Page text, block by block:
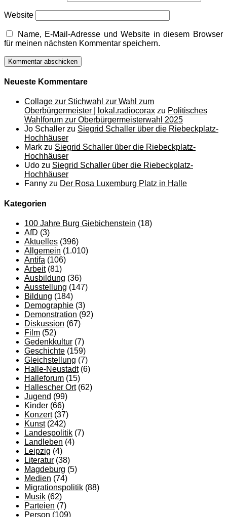
Website
Name, E-Mail-Adresse und Website in diesem Browser
für meinen nächsten Kommentar speichern.
Neueste Kommentare
Collage zur Stichwahl zur Wahl zum
Oberbürgermeister | lokal.radiocorax zu Politisches
Wahlforum zur Oberbürgermeisterwahl 2025
Jo Schaller zu Siegrid Schaller über die Riebeckplatz-
Hochhäuser
Mark zu Siegrid Schaller über die Riebeckplatz-
Hochhäuser
Udo zu Siegrid Schaller über die Riebeckplatz-
Hochhäuser
Fanny zu Der Rosa Luxemburg Platz in Halle
Kategorien
100 Jahre Burg Giebichenstein (18)
AfD (3)
Aktuelles (396)
Allgemein (1.010)
Antifa (106)
Arbeit(81)
Ausbildung (36)
Ausstellung (147)
Bildung (184)
Demographie (3)
Demonstration (92)
Diskussion (67)
Film (52)
Gedenkkultur (7)
Geschichte (159)
Gleichstellung (7)
Halle-Neustadt(6)
Halleforum (15)
Hallescher Ort(62)
Jugend (99)
Kinder (66)
Konzert(37)
Kunst(242)
Landespolitik (7)
Landleben (4)
Leipzig (4)
Literatur (38)
Magdeburg (5)
Medien (74)
Migrationspolitik (88)
Musik (62)
Parteien (7)
Person (109)